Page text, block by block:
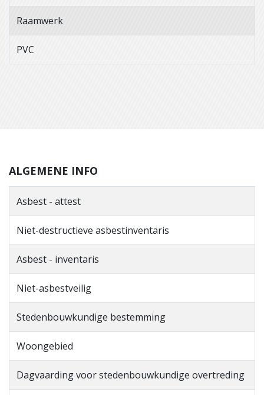
Raamwerk
PVC
ALGEMENE INFO
Asbest - attest
Niet-destructieve asbestinventaris
Asbest - inventaris
Niet-asbestveilig
Stedenbouwkundige bestemming
Woongebied
Dagvaarding voor stedenbouwkundige overtreding